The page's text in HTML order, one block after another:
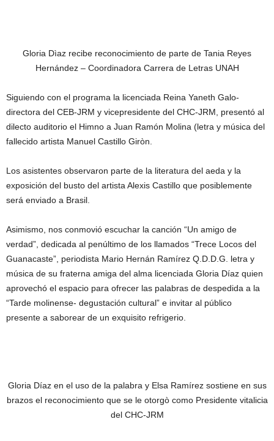
Gloria Dìaz recibe reconocimiento de parte de Tania Reyes
Hernández – Coordinadora Carrera de Letras UNAH
Siguiendo con el programa la licenciada Reina Yaneth Galo-
directora del CEB-JRM y vicepresidente del CHC-JRM, presentó al
dilecto auditorio el Himno a Juan Ramón Molina (letra y música del
fallecido artista Manuel Castillo Giròn.
Los asistentes observaron parte de la literatura del aeda y la
exposición del busto del artista Alexis Castillo que posiblemente
será enviado a Brasil.
Asimismo, nos conmovió escuchar la canción “Un amigo de
verdad”, dedicada al penúltimo de los llamados “Trece Locos del
Guanacaste”, periodista Mario Hernán Ramírez Q.D.D.G. letra y
música de su fraterna amiga del alma licenciada Gloria Díaz quien
aprovechó el espacio para ofrecer las palabras de despedida a la
“Tarde molinense- degustación cultural” e invitar al público
presente a saborear de un exquisito refrigerio.
Gloria Díaz en el uso de la palabra y Elsa Ramírez sostiene en sus
brazos el reconocimiento que se le otorgò como Presidente vitalicia
del CHC-JRM